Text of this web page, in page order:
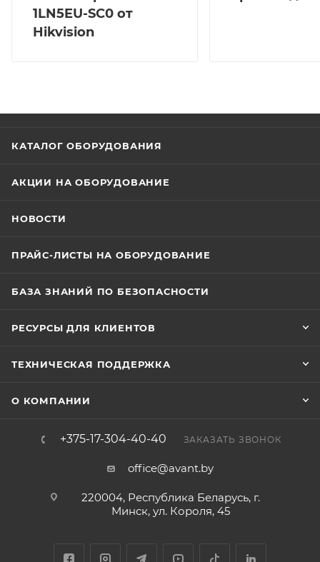
1LN5EU-SC0 от
Hikvision
КАТАЛОГ ОБОРУДОВАНИЯ
АКЦИИ НА ОБОРУДОВАНИЕ
НОВОСТИ
ПРАЙС-ЛИСТЫ НА ОБОРУДОВАНИЕ
БАЗА ЗНАНИЙ ПО БЕЗОПАСНОСТИ
РЕСУРСЫ ДЛЯ КЛИЕНТОВ
ТЕХНИЧЕСКАЯ ПОДДЕРЖКА
О КОМПАНИИ
+375-17-304-40-40 ЗАКАЗАТЬ ЗВОНОК
office@avant.by
220004, Республика Беларусь, г.
Минск, ул. Короля, 45